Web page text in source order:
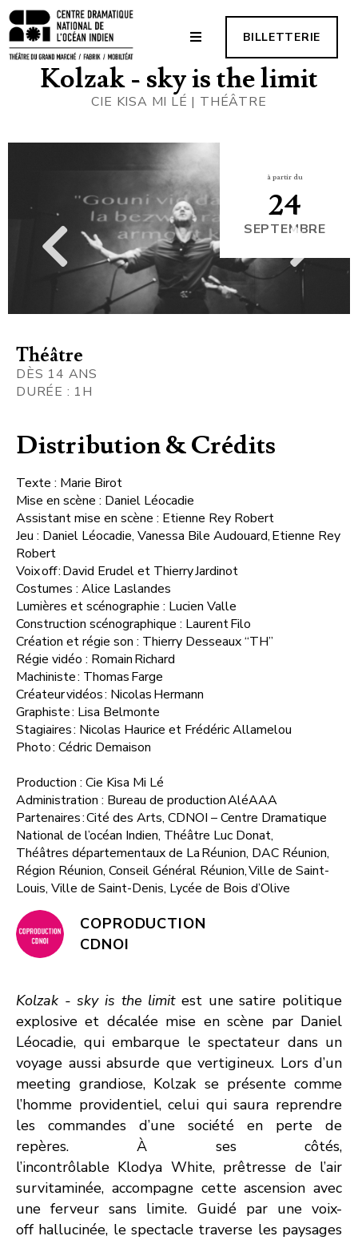
BILLETTERIE
Kolzak - sky is the limit
CIE KISA MI LÉ | THÉÂTRE
à partir du
24
SEPTEMBRE
Théâtre
DÈS 14 ANS
DURÉE : 1H
Distribution & Crédits
Texte : Marie Birot
Mise en scène : Daniel Léocadie
Assistant mise en scène : Etienne Rey Robert
Jeu : Daniel Léocadie, Vanessa Bile Audouard, Etienne Rey
Robert
Voix off : David Erudel et Thierry Jardinot
Costumes : Alice Laslandes
Lumières et scénographie : Lucien Valle
Construction scénographique : Laurent Filo
Création et régie son : Thierry Desseaux “TH”
Régie vidéo : Romain Richard
Machiniste : Thomas Farge
Créateur vidéos : Nicolas Hermann
Graphiste : Lisa Belmonte
Stagiaires : Nicolas Haurice et Frédéric Allamelou
Photo : Cédric Demaison
Production : Cie Kisa Mi Lé
Administration : Bureau de production AléAAA
Partenaires : Cité des Arts, CDNOI – Centre Dramatique
National de l’océan Indien, Théâtre Luc Donat,
Théâtres départementaux de La Réunion, DAC Réunion,
Région Réunion, Conseil Général Réunion, Ville de Saint-
Louis, Ville de Saint-Denis, Lycée de Bois d’Olive
COPRODUCTION
CDNOI
Kolzak - sky is the limit est une satire politique
explosive et décalée mise en scène par Daniel
Léocadie, qui embarque le spectateur dans un
voyage aussi absurde que vertigineux. Lors d’un
meeting grandiose, Kolzak se présente comme
l’homme providentiel, celui qui saura reprendre
les commandes d’une société en perte de
repères. À ses côtés,
l’incontrôlable Klodya White, prêtresse de l’air
survitaminée, accompagne cette ascension avec
une ferveur sans limite. Guidé par une voix-
off hallucinéе, le spectacle traverse les paysages